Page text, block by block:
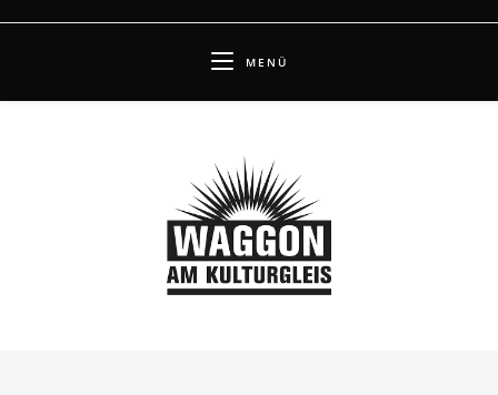
MENÜ